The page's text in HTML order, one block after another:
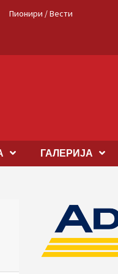
Пионири / Вести
ГАЛЕРИЈА